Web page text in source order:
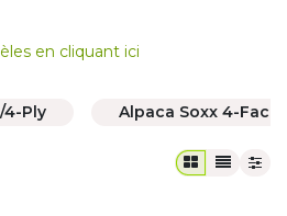
en cliquant ici
4-Ply Alpaca Soxx 4-